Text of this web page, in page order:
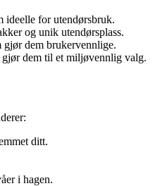
ideelle for utendørsbruk.
og unik utendørsplass.
gjør dem brukervennlige.
dem til et miljøvennlig valg.
ditt.
i hagen.